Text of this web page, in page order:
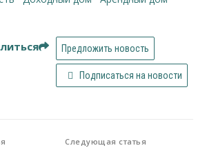
Предложить новость
Подписаться на новости
Следующая статья